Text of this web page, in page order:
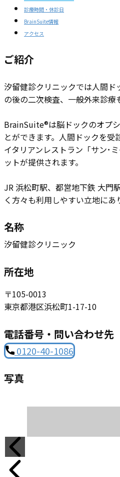
診療時間・休診日
BrainSuite情報
アクセス
ご紹介
汐留健診クリニックでは人間
の後の二次検査、一般外来診療
BrainSuite®は脳ドックのオプ
とができます。人間ドックを
イタリアンレストラン「サン･
ットが提供されます。
JR 浜松町駅、都営地下鉄 大門
く方々も利用しやすい立地にあ
名称
汐留健診クリニック
所在地
〒105-0013
東京都港区浜松町1-17-10
電話番号・問い合わせ先
0120-40-1086
写真